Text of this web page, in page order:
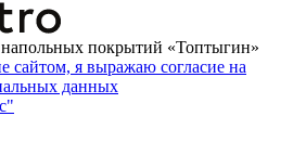
покрытий «Топтыгин»
сайтом, я выражаю согласие на
данных